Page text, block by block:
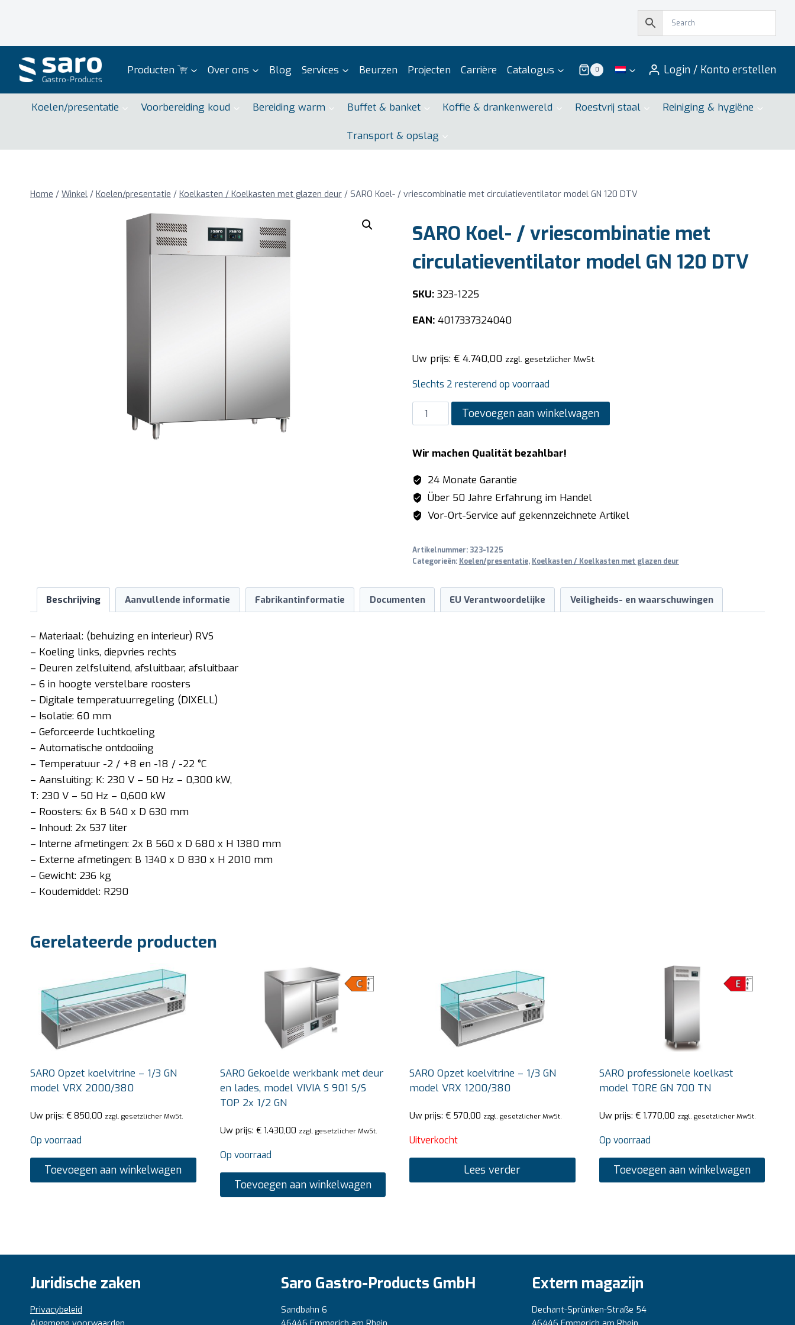
Producten Over ons Blog Services Beurzen Projecten Carrière Catalogus 0 Login / Konto erstellen
Koelen/presentatie Voorbereiding koud Bereiding warm Buffet & banket Koffie & drankenwereld Roestvrij staal Reiniging & hygiëne
Transport & opslag
Home / Winkel / Koelen/presentatie / Koelkasten / Koelkasten met glazen deur / SARO Koel- / vriescombinatie met circulatieventilator model GN 120 DTV
SARO Koel- / vriescombinatie met
circulatieventilator model GN 120 DTV
SKU:323-1225
EAN:4017337324040
Uw prijs: €4.740,00 zzgl. gesetzlicher MwSt.
Slechts 2 resterend op voorraad
SARO
Koel-
vriescombinatie
met
circulatieventilator
model
GN
DTV
aantal
Toevoegen aan winkelwagen
Wir machen Qualität bezahlbar!
24 Monate Garantie
Über 50 Jahre Erfahrung im Handel
Vor-Ort-Service auf gekennzeichnete Artikel
Artikelnummer: 323-1225
Categorieën: Koelen/presentatie, Koelkasten / Koelkasten met glazen deur
Beschrijving Aanvullende informatie Fabrikantinformatie Documenten EU Verantwoordelijke Veiligheids- en waarschuwingen
– Materiaal: (behuizing en interieur) RVS
– Koeling links, diepvries rechts
– Deuren zelfsluitend, afsluitbaar, afsluitbaar
– 6 in hoogte verstelbare roosters
– Digitale temperatuurregeling (DIXELL)
– Isolatie: 60 mm
– Geforceerde luchtkoeling
– Automatische ontdooiing
– Temperatuur -2 / +8 en -18 / -22 °C
– Aansluiting: K: 230 V – 50 Hz – 0,300 kW,
T: 230 V – 50 Hz – 0,600 kW
– Roosters: 6x B 540 x D 630 mm
– Inhoud: 2x 537 liter
– Interne afmetingen: 2x B 560 x D 680 x H 1380 mm
– Externe afmetingen: B 1340 x D 830 x H 2010 mm
– Gewicht: 236 kg
– Koudemiddel: R290
Gerelateerde producten
SARO Opzet koelvitrine – 1/3 GN
model VRX 2000/380
Uw prijs: € 850,00 zzgl. gesetzlicher MwSt.
Op voorraad
Toevoegen aan winkelwagen
SARO Gekoelde werkbank met deur
en lades, model VIVIA S 901 S/S
TOP 2x 1/2 GN
Uw prijs: €1.430,00 zzgl. gesetzlicher MwSt.
Op voorraad
Toevoegen aan winkelwagen
SARO Opzet koelvitrine – 1/3 GN
model VRX 1200/380
Uw prijs: € 570,00 zzgl. gesetzlicher MwSt.
Uitverkocht
Lees verder
SARO professionele koelkast
model TORE GN 700 TN
Uw prijs: €1.770,00 zzgl. gesetzlicher MwSt.
Op voorraad
Toevoegen aan winkelwagen
Juridische zaken
Privacybeleid
Saro Gastro-Products GmbH
Sandbahn 6
Extern magazijn
Dechant-Sprünken-Straße 54